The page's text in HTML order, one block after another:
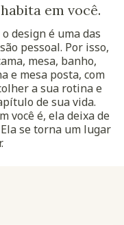
em você.
design é uma das
pessoal. Por isso,
mesa, banho,
e mesa posta, com
a sua rotina e
de sua vida.
você é, ela deixa de
se torna um lugar